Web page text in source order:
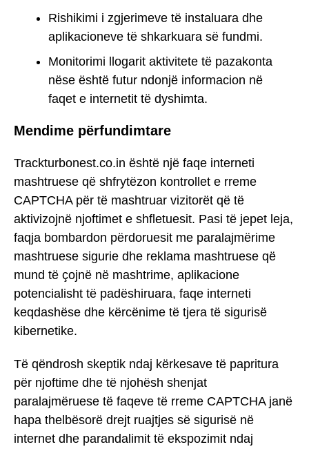
Rishikimi i zgjerimeve të instaluara dhe
aplikacioneve të shkarkuara së fundmi.
Monitorimi llogarit aktivitete të pazakonta
nëse është futur ndonjë informacion në
faqet e internetit të dyshimta.
Mendime përfundimtare
Trackturbonest.co.in është një faqe interneti
mashtruese që shfrytëzon kontrollet e rreme
CAPTCHA për të mashtruar vizitorët që të
aktivizojnë njoftimet e shfletuesit. Pasi të jepet leja,
faqja bombardon përdoruesit me paralajmërime
mashtruese sigurie dhe reklama mashtruese që
mund të çojnë në mashtrime, aplikacione
potencialisht të padëshiruara, faqe interneti
keqdashëse dhe kërcënime të tjera të sigurisë
kibernetike.
Të qëndrosh skeptik ndaj kërkesave të papritura
për njoftime dhe të njohësh shenjat
paralajmëruese të faqeve të rreme CAPTCHA janë
hapa thelbësorë drejt ruajtjes së sigurisë në
internet dhe parandalimit të ekspozimit ndaj